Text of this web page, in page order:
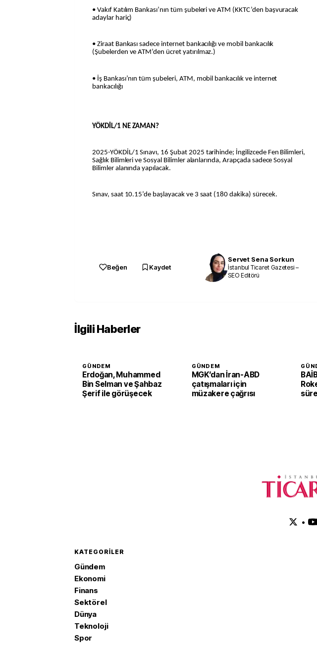
• Vakıf Katılım Bankası’nın tüm şubeleri ve ATM (KKTC’den başvuracak
adaylar hariç)
• Ziraat Bankası sadece internet bankacılığı ve mobil bankacılık
(Şubelerden ve ATM’den ücret yatırılmaz.)
• İş Bankası’nın tüm şubeleri, ATM, mobil bankacılık ve internet
bankacılığı
YÖKDİL/1 NE ZAMAN?
2025-YÖKDİL/1 Sınavı, 16 Şubat 2025 tarihinde; İngilizcede Fen Bilimleri,
Sağlık Bilimleri ve Sosyal Bilimler alanlarında, Arapçada sadece Sosyal
Bilimler alanında yapılacak.
Sınav, saat 10.15’de başlayacak ve 3 saat (180 dakika) sürecek.
Beğen Kaydet
Servet Sena Sorkun
İstanbul Ticaret Gazetesi –
SEO Editörü
İlgili Haberler
GÜNDEM
Erdoğan, Muhammed
Bin Selman ve Şahbaz
Şerif ile görüşecek
GÜNDEM
MGK’dan İran-ABD
çatışmaları için
müzakere çağrısı
•
KATEGORILER
Gündem
Ekonomi
Finans
Sektörel
Dünya
Teknoloji
Spor